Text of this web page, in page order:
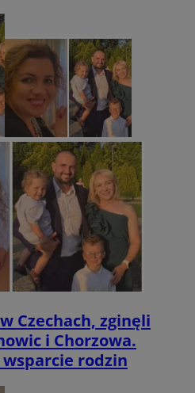
Czechach, zginęli
i Chorzowa.
wsparcie rodzin